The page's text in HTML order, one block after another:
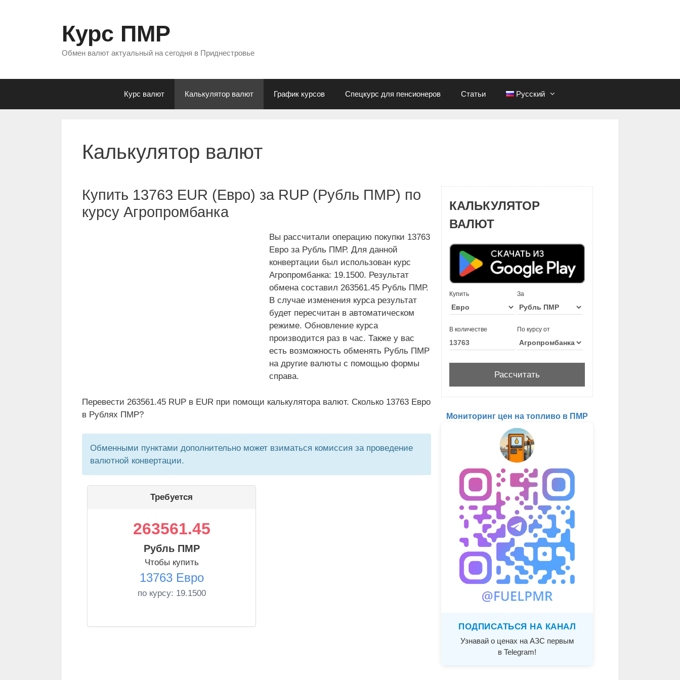
Курс ПМР
Обмен валют актуальный на сегодня в Приднестровье
Курс валют Калькулятор валют График курсов Спецкурс для пенсионеров Статьи Русский
Калькулятор валют
Купить 13763 EUR (Евро) за RUP (Рубль ПМР) по
курсу Агропромбанка
Вы рассчитали операцию покупки 13763
Евро за Рубль ПМР. Для данной
конвертации был использован курс
Агропромбанка: 19.1500. Результат
обмена составил 263561.45 Рубль ПМР.
В случае изменения курса результат
будет пересчитан в автоматическом
режиме. Обновление курса
производится раз в час. Также у вас
есть возможность обменять Рубль ПМР
на другие валюты с помощью формы
справа.
Перевести 263561.45 RUP в EUR при помощи калькулятора валют. Сколько 13763 Евро
в Рублях ПМР?
Обменными пунктами дополнительно может взиматься комиссия за проведение
валютной конвертации.
Требуется
263561.45
Рубль ПМР
Чтобы купить
13763 Евро
по курсу: 19.1500
КАЛЬКУЛЯТОР
ВАЛЮТ
Купить За
В количестве По курсу от
Мониторинг цен на топливо в ПМР
ПОДПИСАТЬСЯ НА КАНАЛ
Узнавай о ценах на АЗС первым
в Telegram!